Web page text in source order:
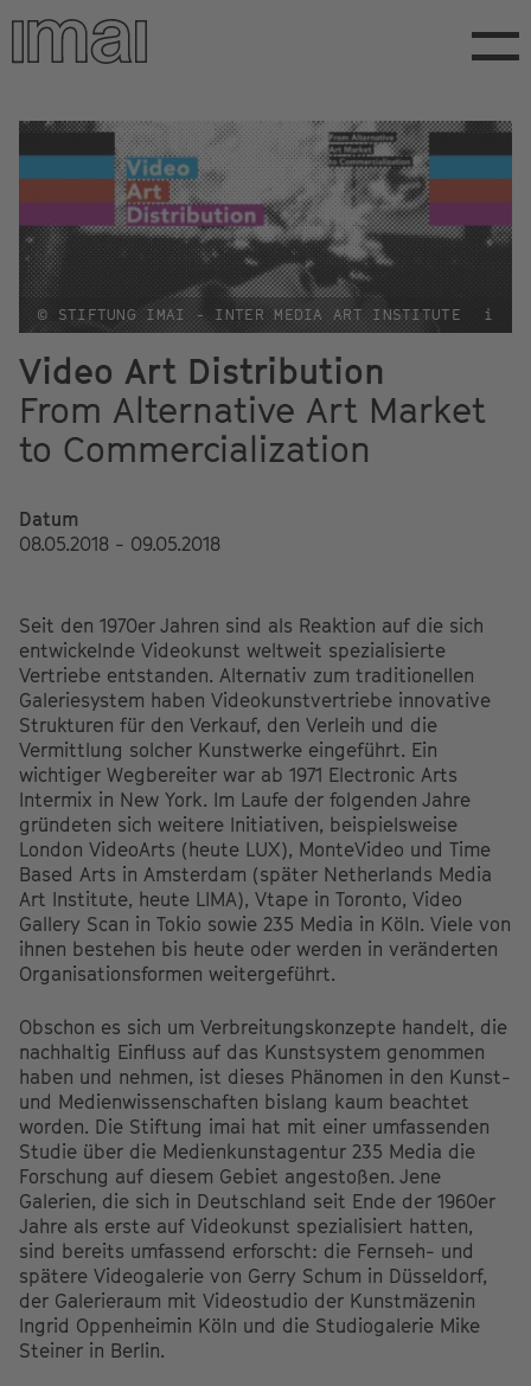
Direkt
zum
Inhalt
© STIFTUNG IMAI - INTER MEDIA ART INSTITUTE i
Video Art Distribution
From Alternative Art Market
to Commercialization
Datum
08.05.2018 - 09.05.2018
Seit den 1970er Jahren sind als Reaktion auf die sich
entwickelnde Videokunst weltweit spezialisierte
Vertriebe entstanden. Alternativ zum traditionellen
Galeriesystem haben Videokunstvertriebe innovative
Strukturen für den Verkauf, den Verleih und die
Vermittlung solcher Kunstwerke eingeführt. Ein
wichtiger Wegbereiter war ab 1971 Electronic Arts
Intermix in New York. Im Laufe der folgenden Jahre
gründeten sich weitere Initiativen, beispielsweise
London VideoArts (heute LUX), MonteVideo und Time
Based Arts in Amsterdam (später Netherlands Media
Art Institute, heute LIMA), Vtape in Toronto, Video
Gallery Scan in Tokio sowie 235 Media in Köln. Viele von
ihnen bestehen bis heute oder werden in veränderten
Organisationsformen weitergeführt.
Obschon es sich um Verbreitungskonzepte handelt, die
nachhaltig Einfluss auf das Kunstsystem genommen
haben und nehmen, ist dieses Phänomen in den Kunst-
und Medienwissenschaften bislang kaum beachtet
worden. Die Stiftung imai hat mit einer umfassenden
Studie über die Medienkunstagentur 235 Media die
Forschung auf diesem Gebiet angestoßen. Jene
Galerien, die sich in Deutschland seit Ende der 1960er
Jahre als erste auf Videokunst spezialisiert hatten,
sind bereits umfassend erforscht: die Fernseh- und
spätere Videogalerie von Gerry Schum in Düsseldorf,
der Galerieraum mit Videostudio der Kunstmäzenin
Ingrid Oppenheimin Köln und die Studiogalerie Mike
Steiner in Berlin.